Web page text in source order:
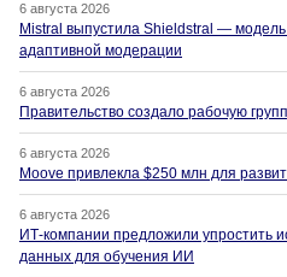
6 августа 2026
Mistral выпустила Shieldstral —
адаптивной модерации
6 августа 2026
Правительство создало рабочую
6 августа 2026
Moove привлекла $250 млн для
6 августа 2026
ИТ-компании предложили упростить
данных для обучения ИИ